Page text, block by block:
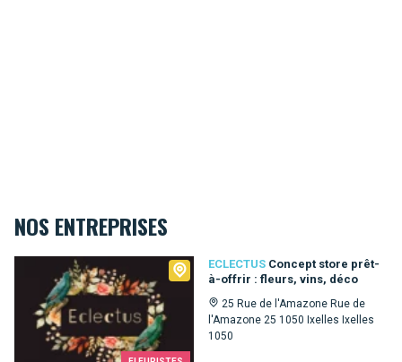
NOS ENTREPRISES
ECLECTUS Concept store prêt-
à-offrir : fleurs, vins, déco
25 Rue de l'Amazone Rue de
l'Amazone 25 1050 Ixelles Ixelles
1050